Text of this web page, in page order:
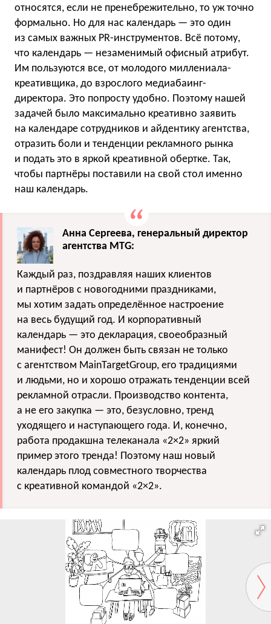
относятся, если не пренебрежительно, то уж точно
формально. Но для нас календарь — это один
из самых важных PR-инструментов. Всё потому,
что календарь — незаменимый офисный атрибут.
Им пользуются все, от молодого миллениала-
креативщика, до взрослого медиабаинг-
директора. Это попросту удобно. Поэтому нашей
задачей было максимально креативно заявить
на календаре сотрудников и айдентику агентства,
отразить боли и тенденции рекламного рынка
и подать это в яркой креативной обертке. Так,
чтобы партнёры поставили на свой стол именно
наш календарь.
Анна Сергеева, генеральный директор
агентства MTG:
Каждый раз, поздравляя наших клиентов
и партнёров с новогодними праздниками,
мы хотим задать определённое настроение
на весь будущий год. И корпоративный
календарь — это декларация, своеобразный
манифест! Он должен быть связан не только
с агентством MainTargetGroup, его традициями
и людьми, но и хорошо отражать тенденции всей
рекламной отрасли. Производство контента,
а не его закупка — это, безусловно, тренд
уходящего и наступающего года. И, конечно,
работа продакшна телеканала «2×2» яркий
пример этого тренда! Поэтому наш новый
календарь плод совместного творчества
с креативной командой «2×2».